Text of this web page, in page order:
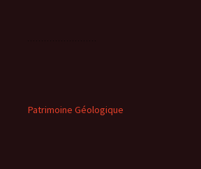
Patrimoine Géologique